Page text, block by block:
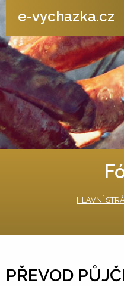
e-vychazka.cz
HLAVNÍ
PŘEVOD